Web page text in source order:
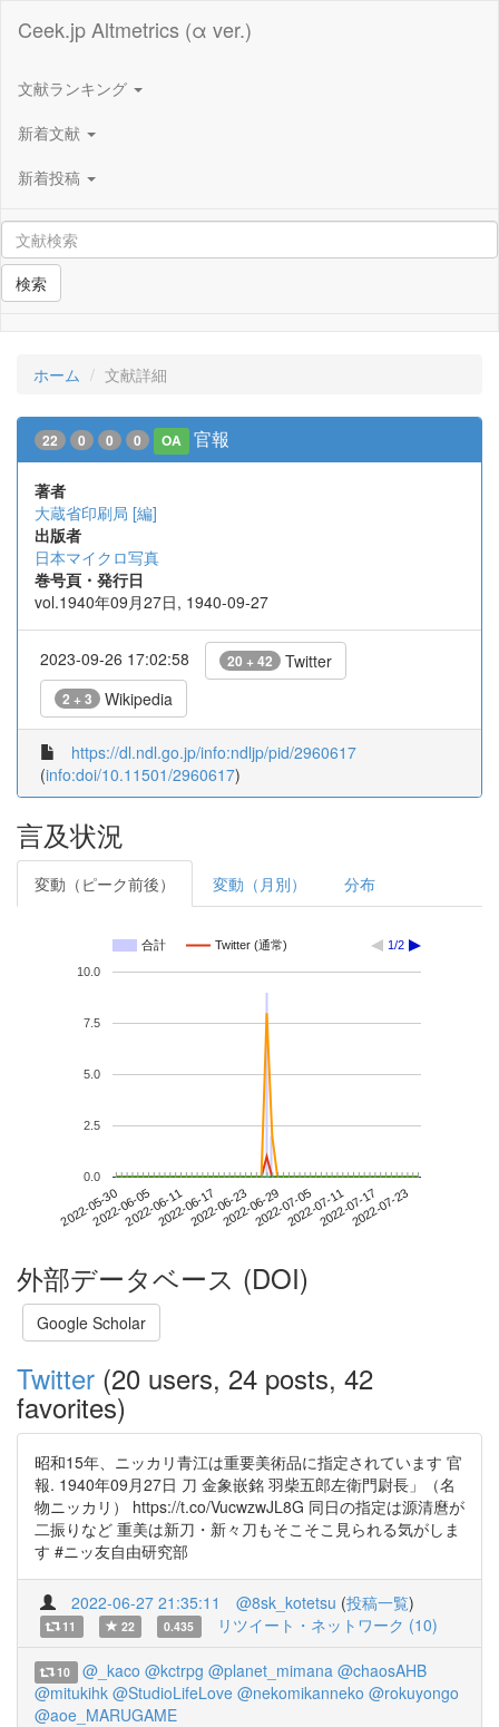
Ceek.jp Altmetrics (α ver.)
文献ランキング
新着文献
新着投稿
検索
ホーム 文献詳細
22 0 0 0 OA 官報
著者
大蔵省印刷局 [編]
出版者
日本マイクロ写真
巻号頁・発行日
vol.1940年09月27日, 1940-09-27
2023-09-26 17:02:58 20 + 42 Twitter
2 + 3 Wikipedia
https://dl.ndl.go.jp/info:ndljp/pid/2960617
(info:doi/10.11501/2960617)
言及状況
変動（ピーク前後） 変動（月別） 分布
合計 Twitter (通常) 1/2
2022-05-302022-06-052022-06-112022-06-172022-06-232022-06-292022-07-052022-07-112022-07-172022-07-23
0.0
2.5
5.0
7.5
10.0
外部データベース (DOI)
Google Scholar
Twitter (20 users, 24 posts, 42
favorites)
昭和15年、ニッカリ青江は重要美術品に指定されています 官
報. 1940年09月27日 刀 金象嵌銘 羽柴五郎左衛門尉長」（名
物ニッカリ） https://t.co/VucwzwJL8G 同日の指定は源清麿が
二振りなど 重美は新刀・新々刀もそこそこ見られる気がしま
す #ニッ友自由研究部
2022-06-27 21:35:11 @8sk_kotetsu (投稿一覧)
11 22 0.435 リツイート・ネットワーク (10)
10 @_kaco @kctrpg @planet_mimana @chaosAHB
@mitukihk @StudioLifeLove @nekomikanneko @rokuyongo
@aoe_MARUGAME